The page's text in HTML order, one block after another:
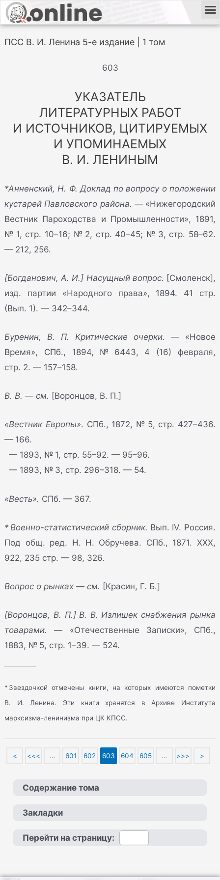
ПСС В. И. Ленина 5-е издание | 1 том
603
УКАЗАТЕЛЬ
ЛИТЕРАТУРНЫХ РАБОТ
И ИСТОЧНИКОВ, ЦИТИРУЕМЫХ
И УПОМИНАЕМЫХ
В. И. ЛЕНИНЫМ
*Анненский, Н. Ф. Доклад по вопросу о положении
кустарей Павловского района. — «Нижегородский
Вестник Пароходства и Промышленности», 1891,
№ 1, стр. 10–16; № 2, стр. 40–45; № 3, стр. 58–62.
— 212, 256.
[Богданович, А. И.] Насущный вопрос. [Смоленск],
изд. партии «Народного права», 1894. 41 стр.
(Вып. 1). — 342–344.
Буренин, В. П. Критические очерки. — «Новое
Время», СПб., 1894, № 6443, 4 (16) февраля,
стр. 2. — 157–158.
В. В. — см. [Воронцов, В. П.]
«Вестник Европы». СПб., 1872, № 5, стр. 427–436.
— 166.
— 1893, № 1, стр. 55–92. — 95–96.
— 1893, № 3, стр. 296–318. — 54.
«Весть». СПб. — 367.
* Военно-статистический сборник. Вып. IV. Россия.
Под общ. ред. Н. Н. Обручева. СПб., 1871. XXX,
922, 235 стр. — 98, 326.
Вопрос о рынках — см. [Красин, Г. Б.]
[Воронцов, В. П.] В. В. Излишек снабжения рынка
товарами.
— «Отечественные Записки», СПб.,
1883, № 5, стр. 1–39. — 524.
* Звездочкой отмечены книги, на которых имеются пометки
В. И. Ленина. Эти книги хранятся в Архиве Института
марксизма-ленинизма при ЦК КПСС.
< <<< … 601 602 603 604 605 … >>> >
Содержание тома
Закладки
Перейти на страницу: